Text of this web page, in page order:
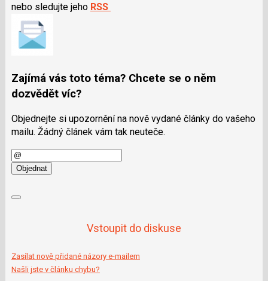
nebo sledujte jeho RSS
Zajímá vás toto téma? Chcete se o něm
dozvědět víc?
Objednejte si upozornění na nově vydané články do vašeho
mailu. Žádný článek vám tak neuteče.
E-
mail
Objednat
Vstoupit do diskuse
Zasílat nově přidané názory e-mailem
Našli jste v článku chybu?